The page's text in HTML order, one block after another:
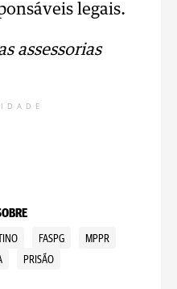
legais.
assessorias
FASPG
MPPR
PRISÃO